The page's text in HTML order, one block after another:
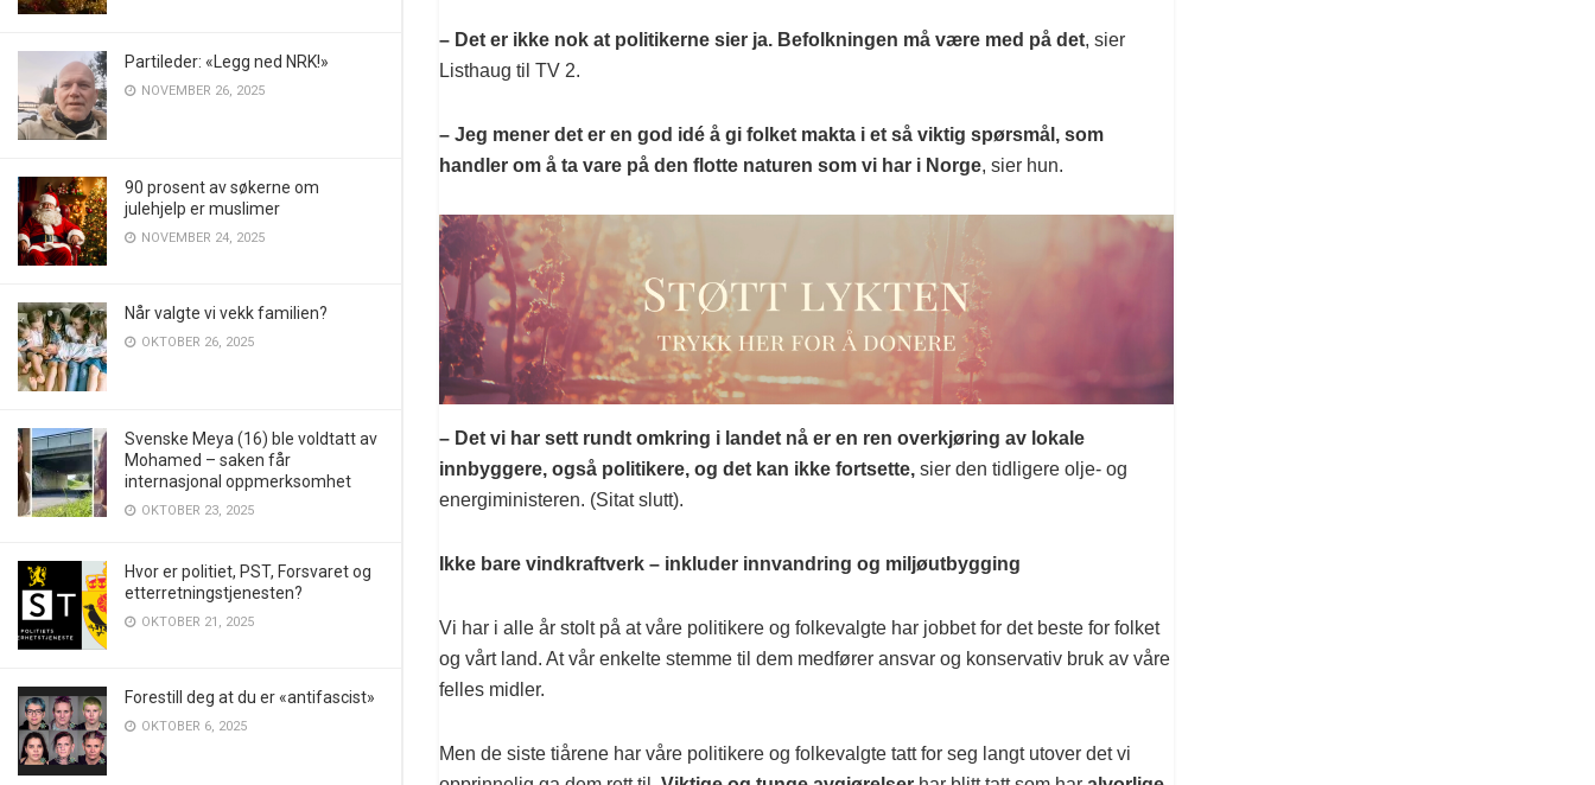
Partileder: «Legg ned NRK!»
NOVEMBER 26, 2025
90 prosent av søkerne om
julehjelp er muslimer
NOVEMBER 24, 2025
Når valgte vi vekk familien?
OKTOBER 26, 2025
Svenske Meya (16) ble voldtatt av
Mohamed – saken får
internasjonal oppmerksomhet
OKTOBER 23, 2025
Hvor er politiet, PST, Forsvaret og
etterretningstjenesten?
OKTOBER 21, 2025
Forestill deg at du er «antifascist»
OKTOBER 6, 2025
– Det er ikke nok at politikerne sier ja. Befolkningen må være med på det, sier
Listhaug til TV 2.
– Jeg mener det er en god idé å gi folket makta i et så viktig spørsmål, som
handler om å ta vare på den flotte naturen som vi har i Norge, sier hun.
– Det vi har sett rundt omkring i landet nå er en ren overkjøring av lokale
innbyggere, også politikere, og det kan ikke fortsette, sier den tidligere olje- og
energiministeren. (Sitat slutt).
Ikke bare vindkraftverk – inkluder innvandring og miljøutbygging
Vi har i alle år stolt på at våre politikere og folkevalgte har jobbet for det beste for folket
og vårt land. At vår enkelte stemme til dem medfører ansvar og konservativ bruk av våre
felles midler.
Men de siste tiårene har våre politikere og folkevalgte tatt for seg langt utover det vi